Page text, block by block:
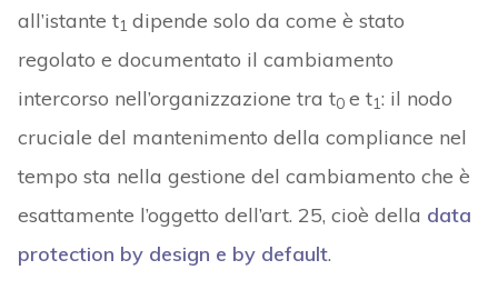
all’istante t1 dipende solo da come è stato
regolato e documentato il cambiamento
intercorso nell’organizzazione tra t0 e t1: il nodo
cruciale del mantenimento della compliance nel
tempo sta nella gestione del cambiamento che è
esattamente l’oggetto dell’art. 25, cioè della data
protection by design e by default.